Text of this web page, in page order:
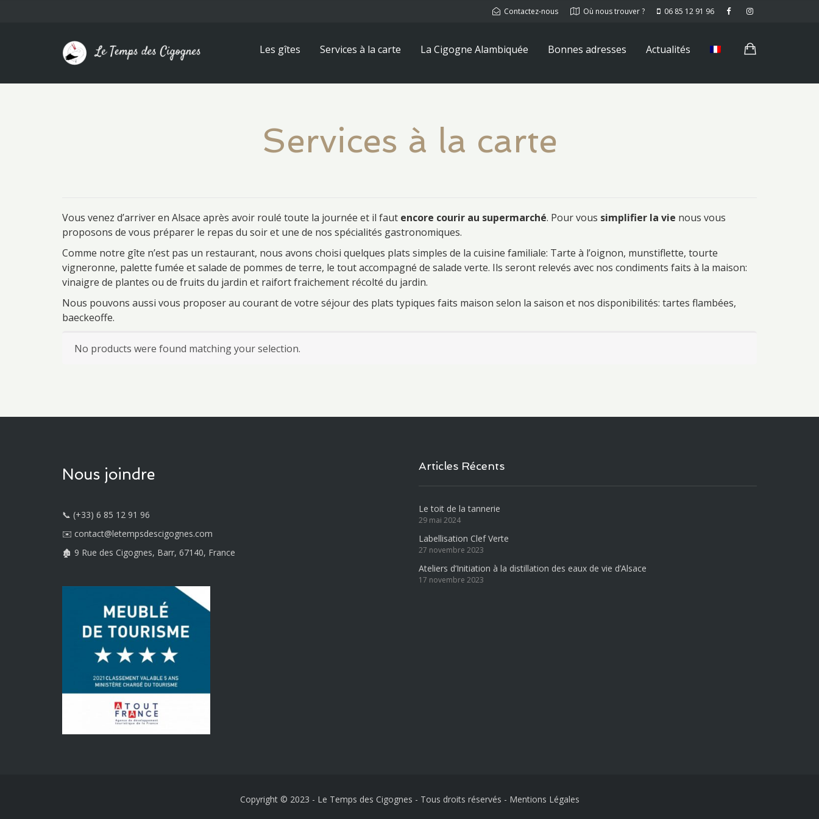
Contactez-nous Où nous trouver ? 06 85 12 91 96
Les gîtes Services à la carte La Cigogne Alambiquée Bonnes adresses Actualités
Services à la carte
Vous venez d’arriver en Alsace après avoir roulé toute la journée et il faut encore courir au supermarché. Pour vous simplifier la vie nous vous
proposons de vous préparer le repas du soir et une de nos spécialités gastronomiques.
Comme notre gîte n’est pas un restaurant, nous avons choisi quelques plats simples de la cuisine familiale: Tarte à l’oignon, munstiflette, tourte
vigneronne, palette fumée et salade de pommes de terre, le tout accompagné de salade verte. Ils seront relevés avec nos condiments faits à la maison:
vinaigre de plantes ou de fruits du jardin et raifort fraichement récolté du jardin.
Nous pouvons aussi vous proposer au courant de votre séjour des plats typiques faits maison selon la saison et nos disponibilités: tartes flambées,
baeckeoffe.
No products were found matching your selection.
Nous joindre
📞 (+33) 6 85 12 91 96
✉️ contact@letempsdescigognes.com
🏚️ 9 Rue des Cigognes, Barr, 67140, France
Articles Récents
Le toit de la tannerie
29 mai 2024
Labellisation Clef Verte
27 novembre 2023
Ateliers d’Initiation à la distillation des eaux de vie d’Alsace
17 novembre 2023
Copyright © 2023 - Le Temps des Cigognes - Tous droits réservés - Mentions Légales